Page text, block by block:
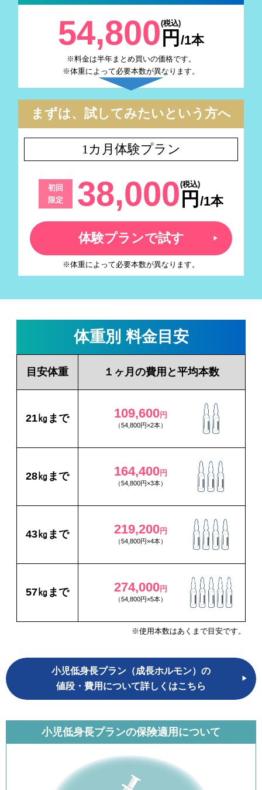
54,800 円
(税込)
/1本
※料金は半年まとめ買いの価格です。
※体重によって必要本数が異なります。
まずは、試してみたいという方へ
1カ月体験プラン
初回
限定
38,000 円
(税込)
/1本
体験プランで試す
※体重によって必要本数が異なります。
体重別 料金目安
目安体重 １ヶ月の費用と平均本数
21㎏まで 109,600円
（54,800円×2本）
28㎏まで 164,400円
（54,800円×3本）
43㎏まで 219,200円
（54,800円×4本）
57㎏まで 274,000円
（54,800円×5本）
※使用本数はあくまで目安です。
小児低身長プラン（成長ホルモン）の
値段・費用について詳しくはこちら
小児低身長プランの保険適用について